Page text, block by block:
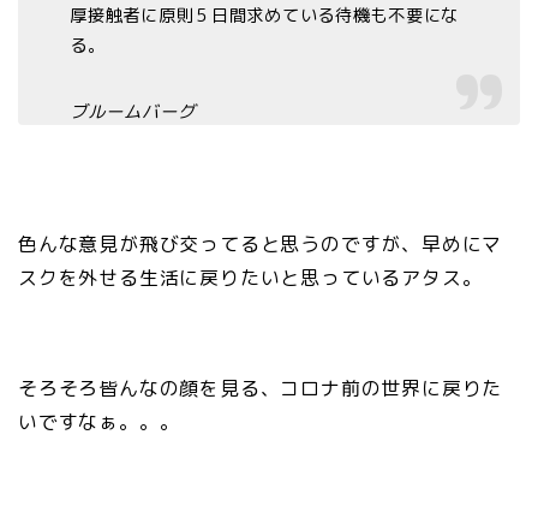
厚接触者に原則５日間求めている待機も不要にな
る。
ブルームバーグ
色んな意見が飛び交ってると思うのですが、早めにマ
スクを外せる生活に戻りたいと思っているアタス。
そろそろ皆んなの顔を見る、コロナ前の世界に戻りた
いですなぁ。。。